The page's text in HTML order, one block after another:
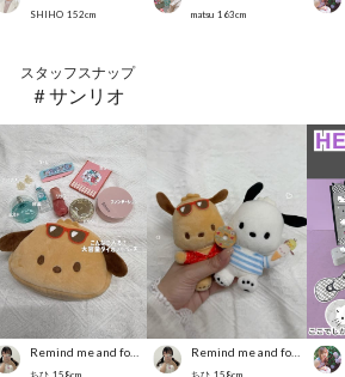
SHIHO 152cm matsu 163cm
スタッフスナップ
＃サンリオ
Remind me and forever